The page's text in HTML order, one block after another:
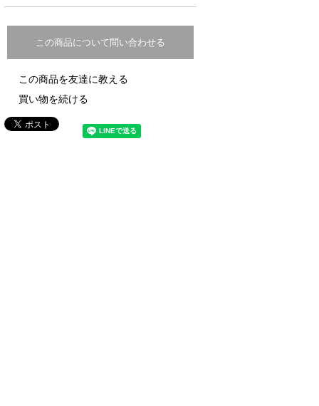
この商品について問い合わせる
この商品を友達に教える
買い物を続ける